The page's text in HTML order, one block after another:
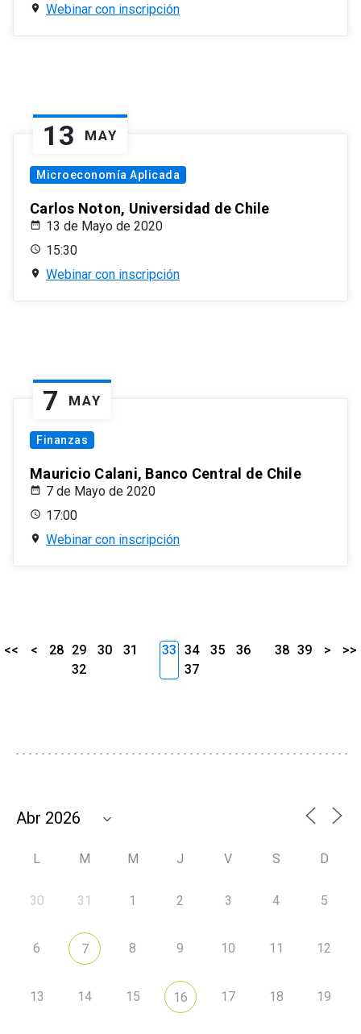
Webinar con inscripción
13 MAY
Microeconomía Aplicada
Carlos Noton, Universidad de Chile
13 de Mayo de 2020
15:30
Webinar con inscripción
7 MAY
Finanzas
Mauricio Calani, Banco Central de Chile
7 de Mayo de 2020
17:00
Webinar con inscripción
<< < 28 29 30
31
32
33 34 35
36
37
38 39 > >>
L M M J V S D
30 31 1 2 3 4 5
6 7 8 9 10 11 12
13 14 15 16 17 18 19